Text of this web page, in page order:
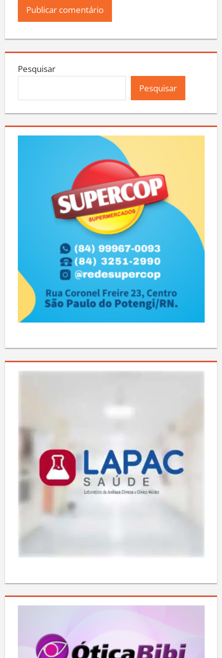
Pesquisar
Pesquisar